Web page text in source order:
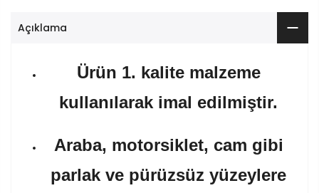
Açıklama
Ürün 1. kalite malzeme
kullanılarak imal edilmiştir.
Araba, motorsiklet, cam gibi
parlak ve pürüzsüz yüzeylere